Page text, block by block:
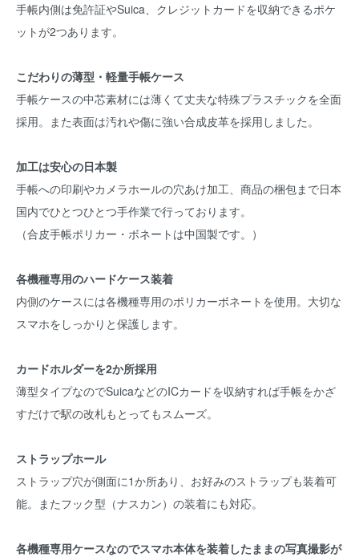
手帳内側は免許証やSuica、クレジットカードを収納できるポケ
ットが2つあります。
こだわりの薄型・軽量手帳ケース
手帳ケースの中芯素材には薄くて丈夫な特殊プラスチックを全面
採用。また表面は汚れや傷に強い合成皮革を採用しました。
加工は安心の日本製
手帳への印刷やカメラホールの穴あけ加工、商品の梱包まで日本
国内でひとつひとつ手作業で行っております。
（合皮手帳ポリカー・ボネートは中国製です。）
各機種専用のハードケース装着
内側のケースには各機種専用のポリカーボネートを使用。大切な
スマホをしっかりと保護します。
カードホルダーを2か所採用
薄型タイプなのでSuicaなどのICカードを収納すれば手帳をかざ
すだけで駅の改札もとってもスムーズ。
ストラップホール
ストラップ穴が側面に1か所あり、お好みのストラップも装着可
能。またフック型（ナスカン）の装着にも対応。
各機種専用ケースなのでスマホ本体を装着したままの写真撮影が